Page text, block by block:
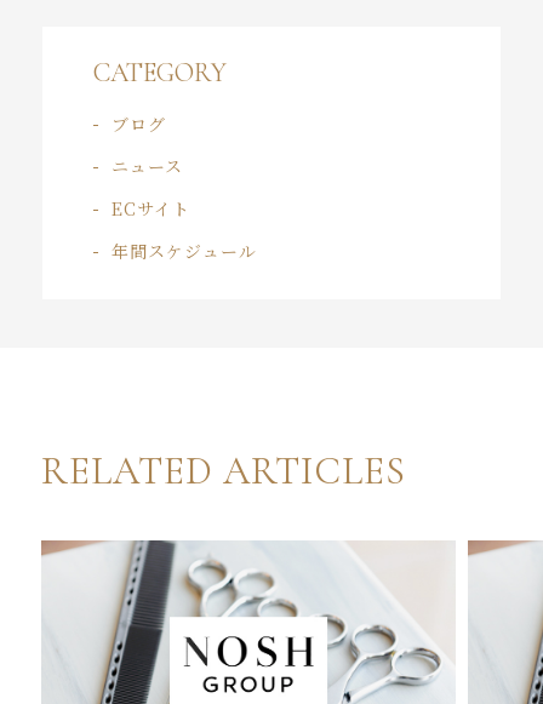
CATEGORY
ブログ
ニュース
ECサイト
年間スケジュール
RELATED ARTICLES